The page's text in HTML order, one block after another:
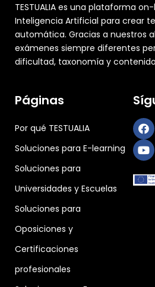
TESTUALIA es una plataforma
Inteligencia Artificial para crear
automática. Gracias a nuestros
exámenes siempre diferentes
dificultad, taxonomía y
Páginas
Por qué TESTUALIA
Soluciones para E-learning
Soluciones para
Universidades y Escuelas
Soluciones para
Oposiciones y
Certificaciones
profesionales